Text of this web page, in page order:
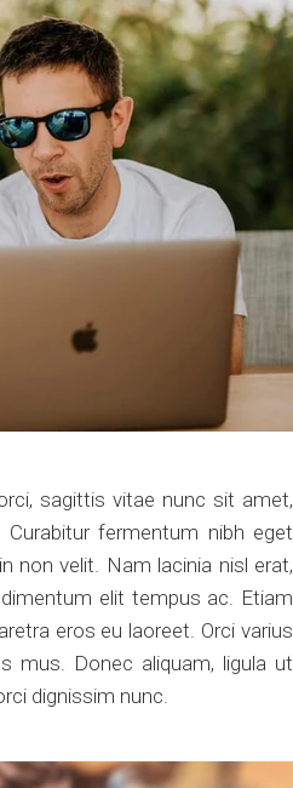
sagittis vitae nunc sit amet,
fermentum nibh eget
non velit. Nam lacinia nisl erat,
elit tempus ac. Etiam
eros eu laoreet. Orci varius
mus. Donec aliquam, ligula ut
dignissim nunc.